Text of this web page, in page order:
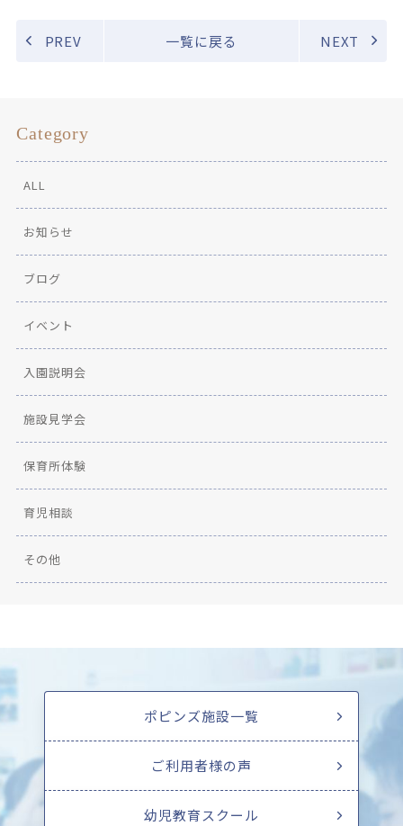
PREV 一覧に戻る NEXT
Category
ALL
お知らせ
ブログ
イベント
入園説明会
施設見学会
保育所体験
育児相談
その他
ポピンズ施設一覧
ご利用者様の声
幼児教育スクール